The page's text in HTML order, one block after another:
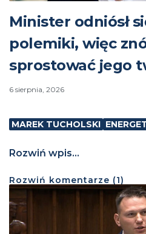
Minister odniósł
polemiki, więc
sprostować jego
6 sierpnia, 2026
MAREK TUCHOLSKI
Rozwiń wpis...
Rozwiń komentarze (1)